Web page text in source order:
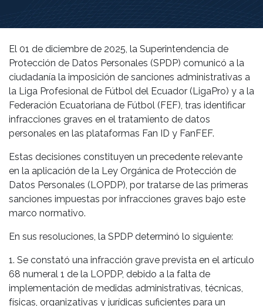
El 01 de diciembre de 2025, la Superintendencia de
Protección de Datos Personales (SPDP) comunicó a la
ciudadanía la imposición de sanciones administrativas a
la Liga Profesional de Fútbol del Ecuador (LigaPro) y a la
Federación Ecuatoriana de Fútbol (FEF), tras identificar
infracciones graves en el tratamiento de datos
personales en las plataformas Fan ID y FanFEF.
Estas decisiones constituyen un precedente relevante
en la aplicación de la Ley Orgánica de Protección de
Datos Personales (LOPDP), por tratarse de las primeras
sanciones impuestas por infracciones graves bajo este
marco normativo.
En sus resoluciones, la SPDP determinó lo siguiente:
1. Se constató una infracción grave prevista en el artículo
68 numeral 1 de la LOPDP, debido a la falta de
implementación de medidas administrativas, técnicas,
físicas, organizativas y jurídicas suficientes para un